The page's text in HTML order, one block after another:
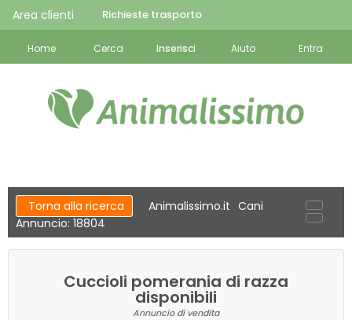
Area clienti Richieste trasporto
Home Cerca Inserisci Aiuto Entra
Torna alla ricerca Animalissimo.it Cani
Annuncio: 18804
Cuccioli pomerania di razza
disponibili
Annuncio di vendita